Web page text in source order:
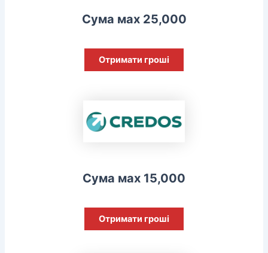
Сума мах 25,000
Отримати гроші
Сума мах 15,000
Отримати гроші